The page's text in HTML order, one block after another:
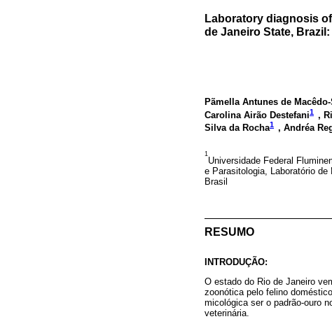
Laboratory diagnosis
de Janeiro State,
Pãmella Antunes de
Carolina Airão Destefani1 ,
Silva da Rocha1 , Andréa
1
Universidade Federal
e Parasitologia, Laboratório de
Brasil
RESUMO
INTRODUÇÃO:
O estado do Rio de Janeiro
zoonótica pelo felino
micológica ser o padrão-ouro
veterinária.